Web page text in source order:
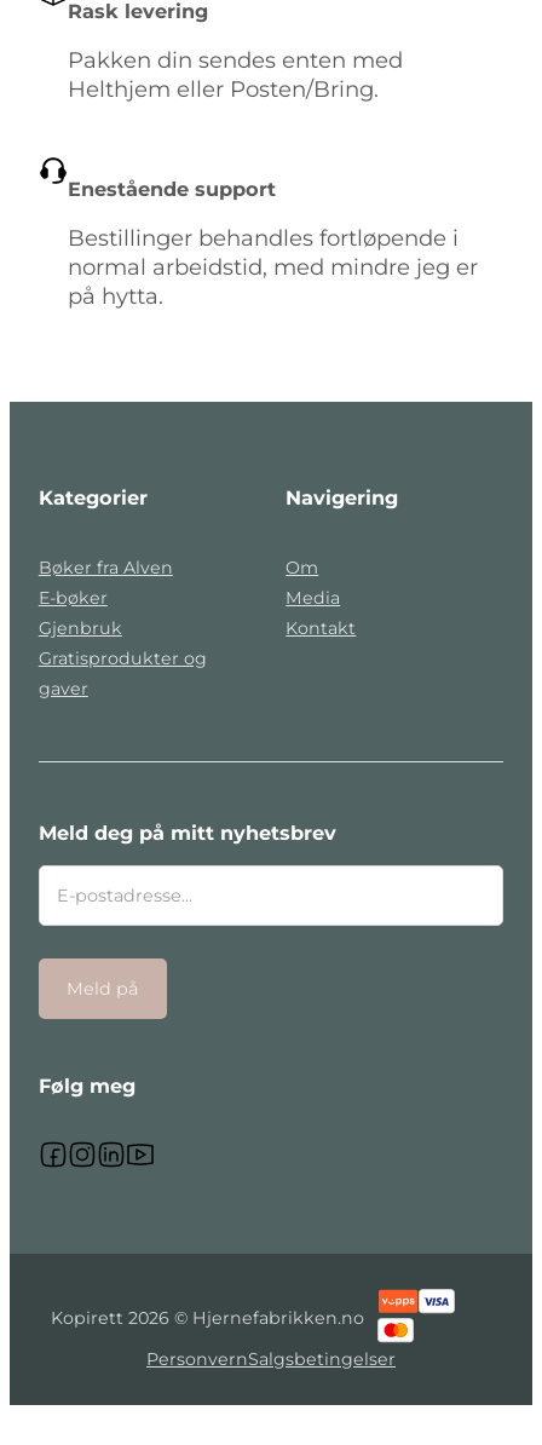
Rask levering
Pakken din sendes enten med
Helthjem eller Posten/Bring.
Enestående support
Bestillinger behandles fortløpende i
normal arbeidstid, med mindre jeg er
på hytta.
Kategorier
Bøker fra Alven
E-bøker
Gjenbruk
Gratisprodukter og
gaver
Navigering
Om
Media
Kontakt
Meld deg på mitt nyhetsbrev
Meld på
Følg meg
Følg meg på Facebook
Følg meg på Instagram
Følg meg på Linkedin
Følg meg på Youtube
Kopirett 2026 © Hjernefabrikken.no
PersonvernSalgsbetingelser